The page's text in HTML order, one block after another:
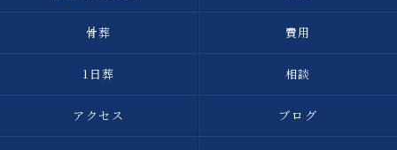
骨葬 費用
1日葬 相談
アクセス ブログ